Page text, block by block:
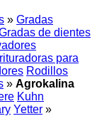
» Gradas
de dientes
para
Rodillos
» Agrokalina
Kuhn
Yetter »